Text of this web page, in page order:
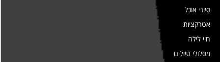
סיורי אוכל
אטרקציות
חיי לילה
מסלולי טיולים